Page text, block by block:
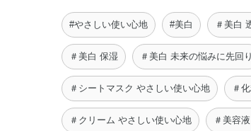
#やさしい使い心地 #美白 ＃美白
＃美白 保湿 ＃美白 未来の悩みに先回り
＃シートマスク やさしい使い心地 ＃
＃クリーム やさしい使い心地 ＃美容